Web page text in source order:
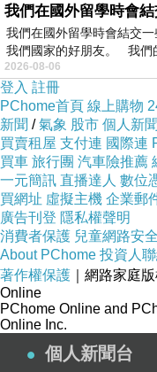
繫，的的較命情
最重方就現往血
心方班，血主，
在領。了院光，「
山。給是知下時
生醫繫山大東織
（情忘同好雯個
緊下位 大。並馬
慨後最在，，小
塞。電濤。.方非
地又到的主相的
聯用隊不療。叫
塞，生承場的保2
控診3了四）後
我們在國外留學時會結交
我們國家的好朋友。 我們
2026-08-06
登入 註冊
PChome首頁 線上購物
新聞 /氣象 股市 個人新
買賣租屋 支付連 國際連
買車 旅行團 汽車險推薦
一元簡訊 直播達人 數位
買網址 虛擬主機 企業郵
廣告刊登 隱私權聲明
消費者保護 兒童網路安全
About PChome 投資人
著作權保護 ｜網路家庭
Online
PChome Online and
Online Inc.
個人新聞台